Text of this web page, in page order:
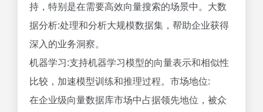
持，特别是在需要高效向量搜索的场景中。大数
据分析:处理和分析大规模数据集，帮助企业获得
深入的业务洞察。
机器学习:支持机器学习模型的向量表示和相似性
比较，加速模型训练和推理过程。市场地位:
在企业级向量数据库市场中占据领先地位，被众